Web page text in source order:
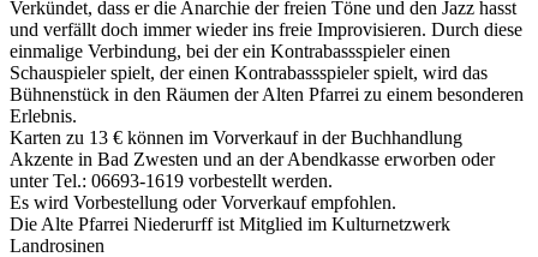
Verkündet, dass er die Anarchie der freien Töne und den Jazz hasst
und verfällt doch immer wieder ins freie Improvisieren. Durch diese
einmalige Verbindung, bei der ein Kontrabassspieler einen
Schauspieler spielt, der einen Kontrabassspieler spielt, wird das
Bühnenstück in den Räumen der Alten Pfarrei zu einem besonderen
Erlebnis.
Karten zu 13 € können im Vorverkauf in der Buchhandlung
Akzente in Bad Zwesten und an der Abendkasse erworben oder
unter Tel.: 06693-1619 vorbestellt werden.
Es wird Vorbestellung oder Vorverkauf empfohlen.
Die Alte Pfarrei Niederurff ist Mitglied im Kulturnetzwerk
Landrosinen